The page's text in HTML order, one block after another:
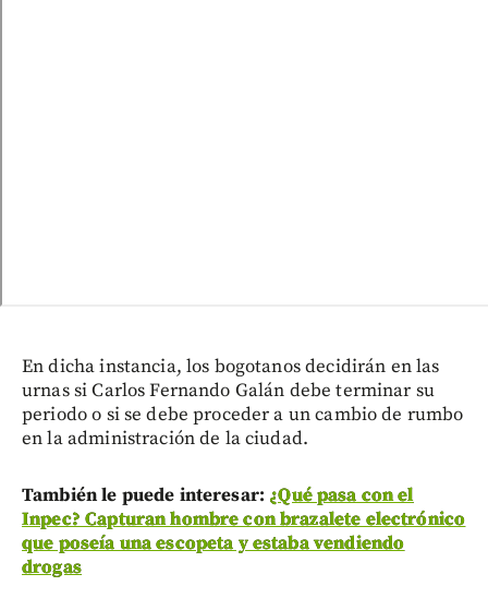
En dicha instancia, los bogotanos decidirán en las
urnas si Carlos Fernando Galán debe terminar su
periodo o si se debe proceder a un cambio de rumbo
en la administración de la ciudad.
También le puede interesar: ¿Qué pasa con el
Inpec? Capturan hombre con brazalete electrónico
que poseía una escopeta y estaba vendiendo
drogas